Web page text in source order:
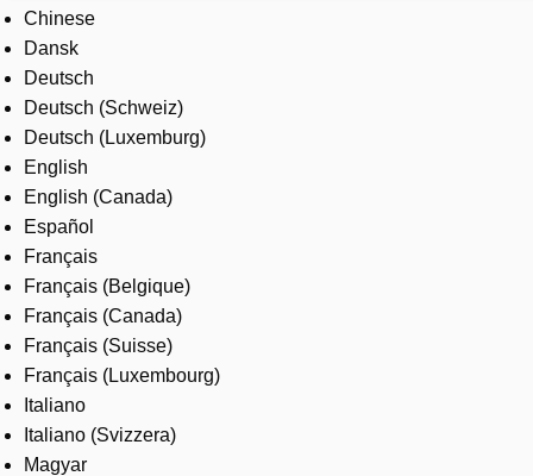
Industries
Services
About us
Where to buy
Contact us
Careers
Chinese
Dansk
Deutsch
Deutsch (Schweiz)
Deutsch (Luxemburg)
English
English (Canada)
Español
Français
Français (Belgique)
Français (Canada)
Français (Suisse)
Français (Luxembourg)
Italiano
Italiano (Svizzera)
Magyar